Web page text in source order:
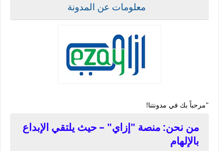
معلومات عن المدونة
"مرحباً بك في مدونتنا!
من نحن: منصة "إزاي" – حيث يلتقي الإبداع
بالإلهام